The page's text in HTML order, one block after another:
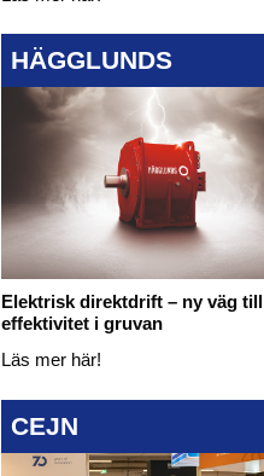
HÄGGLUNDS
Elektrisk direktdrift – ny väg till
effektivitet i gruvan
Läs mer här!
CEJN